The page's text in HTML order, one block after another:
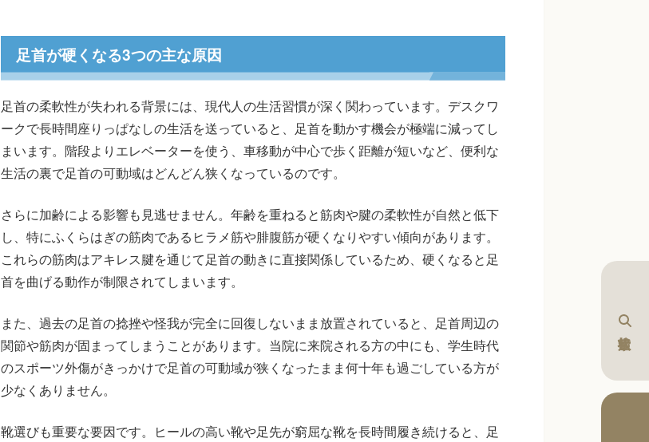
足首が硬くなる3つの主な原因
足首の柔軟性が失われる背景には、現代人の生活習慣が深く関わっています。デスクワ
ークで長時間座りっぱなしの生活を送っていると、足首を動かす機会が極端に減ってし
まいます。階段よりエレベーターを使う、車移動が中心で歩く距離が短いなど、便利な
生活の裏で足首の可動域はどんどん狭くなっているのです。
さらに加齢による影響も見逃せません。年齢を重ねると筋肉や腱の柔軟性が自然と低下
し、特にふくらはぎの筋肉であるヒラメ筋や腓腹筋が硬くなりやすい傾向があります。
これらの筋肉はアキレス腱を通じて足首の動きに直接関係しているため、硬くなると足
首を曲げる動作が制限されてしまいます。
また、過去の足首の捻挫や怪我が完全に回復しないまま放置されていると、足首周辺の
関節や筋肉が固まってしまうことがあります。当院に来院される方の中にも、学生時代
のスポーツ外傷がきっかけで足首の可動域が狭くなったまま何十年も過ごしている方が
少なくありません。
靴選びも重要な要因です。ヒールの高い靴や足先が窮屈な靴を長時間履き続けると、足